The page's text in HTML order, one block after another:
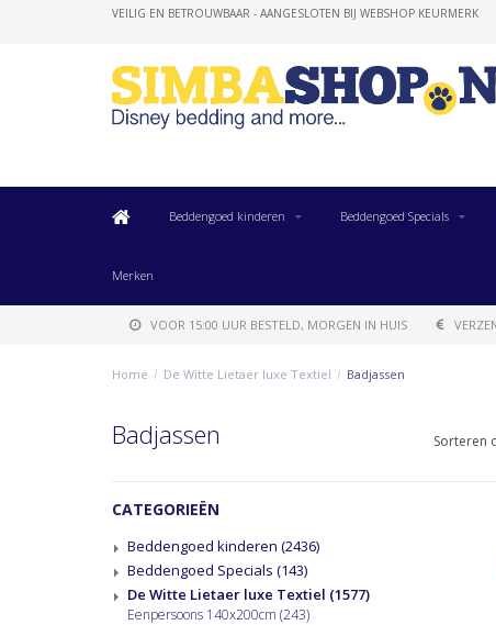
VEILIG EN BETROUWBAAR - AANGESLOTEN BIJ WEBSHOP KEURMERK
Beddengoed kinderen Beddengoed Specials
Merken
VOOR 15:00 UUR BESTELD, MORGEN IN HUIS
Home / De Witte Lietaer luxe Textiel / Badjassen
Badjassen Sorteren
CATEGORIEËN
Beddengoed kinderen (2436)
Beddengoed Specials (143)
De Witte Lietaer luxe Textiel (1577)
Eenpersoons 140x200cm (243)